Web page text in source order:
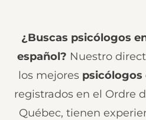
¿Buscas psicólogos
español? Nuestro
los mejores psicólogos
registrados en el Ordre
Québec, tienen